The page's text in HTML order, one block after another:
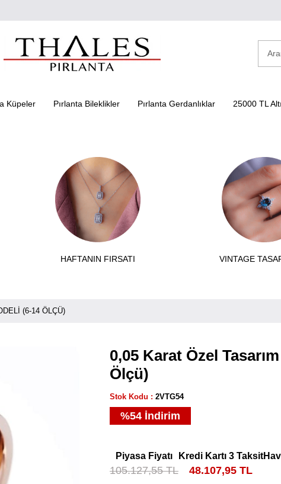
Küpeler Pırlanta Bileklikler Pırlanta Gerdanlıklar 25000 TL Altı
HAFTANIN FIRSATI VINTAGE
(6-14 ÖLÇÜ)
0,05 Karat Özel
Ölçü)
Stok Kodu 2VTG54
%54 İndirim
Piyasa Fiyatı
105.127,55 TL
Kredi Kartı 3 Taksit
48.107,95 TL